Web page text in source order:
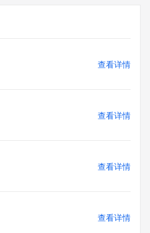
查看详情
查看详情
查看详情
查看详情